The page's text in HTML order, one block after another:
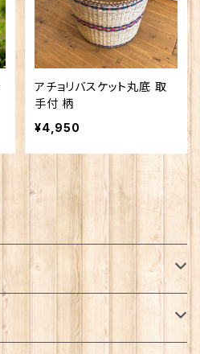
アチョリバスケット丸底 取
手付 柄
¥4,950